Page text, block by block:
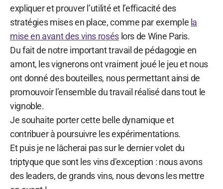
expliquer et prouver l’utilité et l’efficacité des
stratégies mises en place, comme par exemple la
mise en avant des vins roséslors de Wine Paris.
Du fait de notre important travail de pédagogie en
amont, les vignerons ont vraiment joué le jeu et nous
ont donné des bouteilles, nous permettant ainsi de
promouvoir l’ensemble du travail réalisé dans tout le
vignoble.
Je souhaite porter cette belle dynamique et
contribuer à poursuivre les expérimentations.
Et puis je ne lâcherai pas sur le dernier volet du
triptyque que sont les vins d’exception : nous avons
des leaders, de grands vins, nous devons les mettre